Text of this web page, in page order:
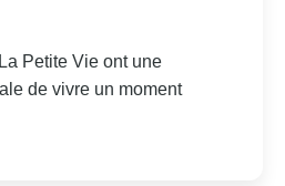
Petite Vie ont une
de vivre un moment